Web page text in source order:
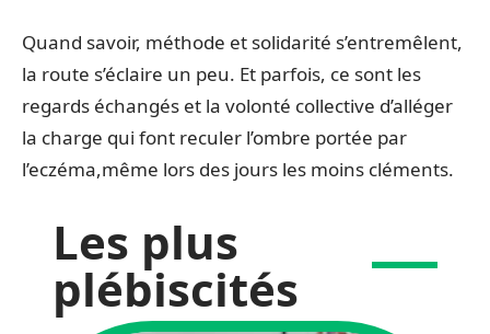
Quand savoir, méthode et solidarité s’entremêlent,
la route s’éclaire un peu. Et parfois, ce sont les
regards échangés et la volonté collective d’alléger
la charge qui font reculer l’ombre portée par
l’eczéma,même lors des jours les moins cléments.
Les plus
plébiscités